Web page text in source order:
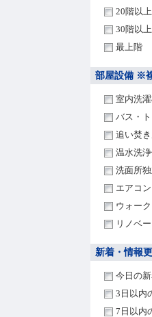
20階以上
30階以上
最上階
部屋設備 ※
室内洗
バス・
追い焚
温水洗
洗面所
エアコン
ウォー
リノベ
新着・情報
今日の
3日以内
7日以内